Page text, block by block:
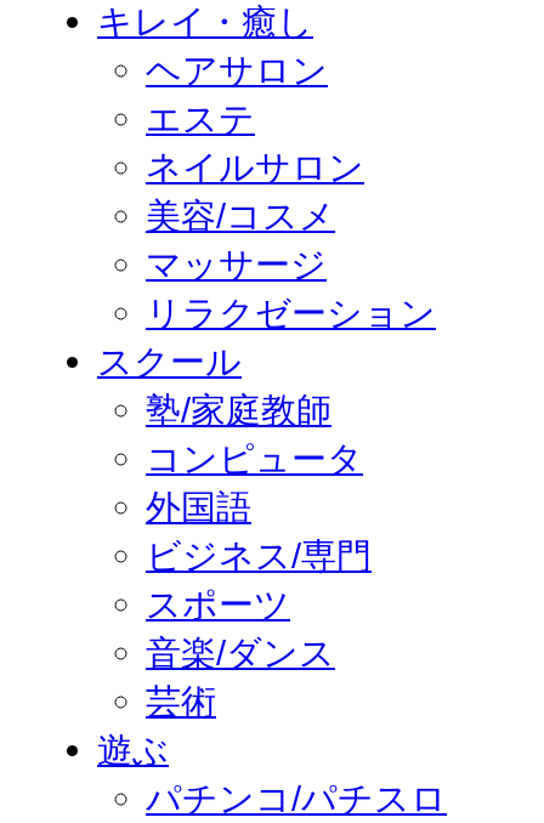
キレイ・癒し
ヘアサロン
エステ
ネイルサロン
美容/コスメ
マッサージ
リラクゼーション
スクール
塾/家庭教師
コンピュータ
外国語
ビジネス/専門
スポーツ
音楽/ダンス
芸術
遊ぶ
パチンコ/パチスロ